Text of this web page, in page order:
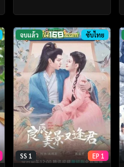
จบแล้ว ซับไทย
SS 1 EP 1